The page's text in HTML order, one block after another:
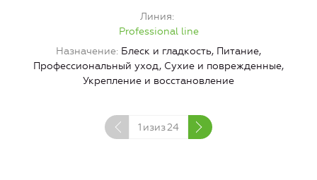
Линия
Professional line
Назначение Блеск и гладкость, Питание,
Профессиональный уход, Сухие и поврежденные,
Укрепление и восстановление
1 изиз24